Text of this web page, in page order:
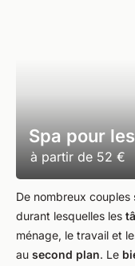
Spa pour
à partir de 52 €
De nombreux
durant lesquelles les
ménage, le travail et
au second plan. Le